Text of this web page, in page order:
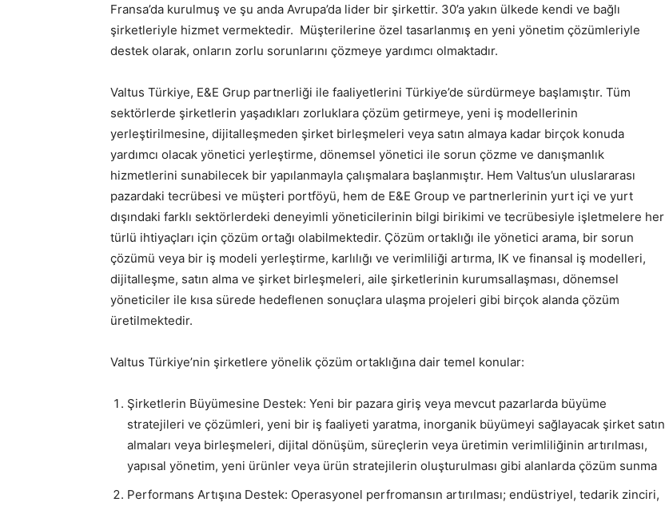
Fransa’da kurulmuş ve şu anda Avrupa’da lider bir şirkettir. 30’a yakın ülkede kendi ve bağlı
şirketleriyle hizmet vermektedir. Müşterilerine özel tasarlanmış en yeni yönetim çözümleriyle
destek olarak, onların zorlu sorunlarını çözmeye yardımcı olmaktadır.
Valtus Türkiye, E&E Grup partnerliği ile faaliyetlerini Türkiye’de sürdürmeye başlamıştır. Tüm
sektörlerde şirketlerin yaşadıkları zorluklara çözüm getirmeye, yeni iş modellerinin
yerleştirilmesine, dijitalleşmeden şirket birleşmeleri veya satın almaya kadar birçok konuda
yardımcı olacak yönetici yerleştirme, dönemsel yönetici ile sorun çözme ve danışmanlık
hizmetlerini sunabilecek bir yapılanmayla çalışmalara başlanmıştır. Hem Valtus’un uluslararası
pazardaki tecrübesi ve müşteri portföyü, hem de E&E Group ve partnerlerinin yurt içi ve yurt
dışındaki farklı sektörlerdeki deneyimli yöneticilerinin bilgi birikimi ve tecrübesiyle işletmelere her
türlü ihtiyaçları için çözüm ortağı olabilmektedir. Çözüm ortaklığı ile yönetici arama, bir sorun
çözümü veya bir iş modeli yerleştirme, karlılığı ve verimliliği artırma, IK ve finansal iş modelleri,
dijitalleşme, satın alma ve şirket birleşmeleri, aile şirketlerinin kurumsallaşması, dönemsel
yöneticiler ile kısa sürede hedeflenen sonuçlara ulaşma projeleri gibi birçok alanda çözüm
üretilmektedir.
Valtus Türkiye’nin şirketlere yönelik çözüm ortaklığına dair temel konular:
Şirketlerin Büyümesine Destek: Yeni bir pazara giriş veya mevcut pazarlarda büyüme
stratejileri ve çözümleri, yeni bir iş faaliyeti yaratma, inorganik büyümeyi sağlayacak şirket satın
almaları veya birleşmeleri, dijital dönüşüm, süreçlerin veya üretimin verimliliğinin artırılması,
yapısal yönetim, yeni ürünler veya ürün stratejilerin oluşturulması gibi alanlarda çözüm sunma
Performans Artışına Destek: Operasyonel perfromansın artırılması; endüstriyel, tedarik zinciri,